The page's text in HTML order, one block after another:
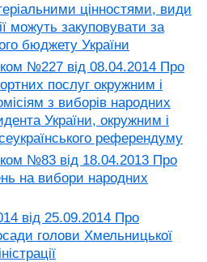
цінностями, види
можуть закуповувати за
бюджету України
№227 від 08.04.2014 Про
послуг окружним і
з виборів народних
України, окружним і
референдуму
№83 від 18.04.2013 Про
на вибори народних
від 25.09.2014 Про
голови Хмельницької